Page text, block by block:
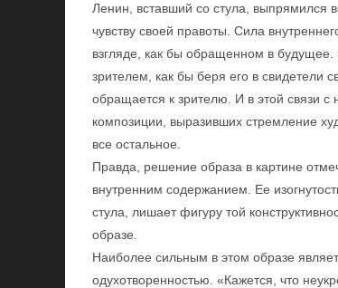
Ленин, вставший со стула, выпрямился
чувству своей правоты. Сила
взгляде, как бы обращенном в будущее.
зрителем, как бы беря его в свидетели
обращается к зрителю. И в этой связи
композиции, выразивших стремление
все остальное.
Правда, решение образа в картине
внутренним содержанием. Ее
стула, лишает фигуру той
образе.
Наиболее сильным в этом образе
одухотворенностью. «Кажется, что